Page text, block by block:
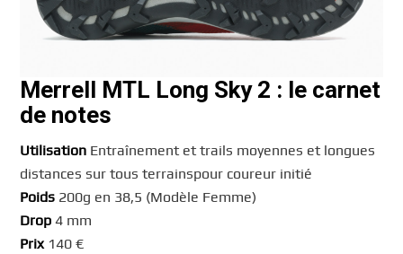
Merrell MTL Long Sky 2 : le carnet
de notes
Utilisation Entraînement et trails moyennes et longues
distances sur tous terrainspour coureur initié
Poids 200g en 38,5 (Modèle Femme)
Drop4 mm
Prix 140 €